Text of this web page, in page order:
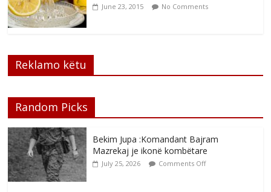
June 23, 2015 No Comments
Reklamo këtu
Random Picks
Bekim Jupa :Komandant Bajram
Mazrekaj je ikonë kombëtare
July 25, 2026 Comments Off